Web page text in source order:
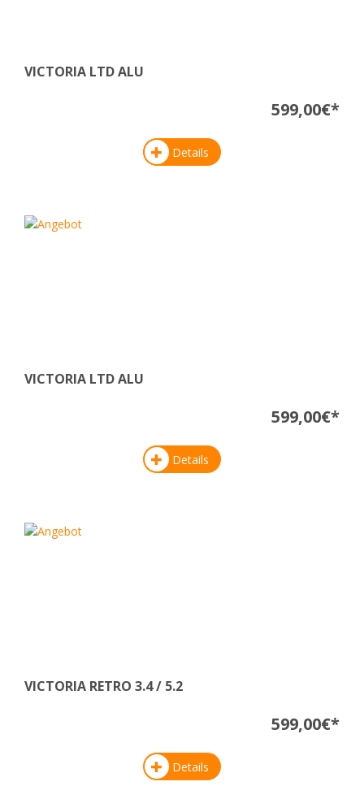
VICTORIA LTD ALU
599,00€*
Details
VICTORIA LTD ALU
599,00€*
Details
VICTORIA RETRO 3.4 / 5.2
599,00€*
Details